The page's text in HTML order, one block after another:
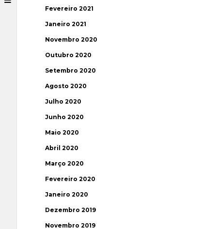
Fevereiro 2021
Janeiro 2021
Novembro 2020
Outubro 2020
Setembro 2020
Agosto 2020
Julho 2020
Junho 2020
Maio 2020
Abril 2020
Março 2020
Fevereiro 2020
Janeiro 2020
Dezembro 2019
Novembro 2019